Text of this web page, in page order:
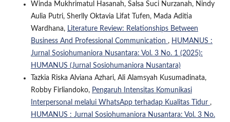
Winda Mukhrimatul Hasanah, Salsa Suci Nurzanah, Nindy
Aulia Putri, Sherlly Oktavia Lifat Tufen, Mada Aditia
Wardhana, Literature Review: Relationships Between
Business And Professional Communication , HUMANUS :
Jurnal Sosiohumaniora Nusantara: Vol. 3 No. 1 (2025):
HUMANUS (Jurnal Sosiohumaniora Nusantara)
Tazkia Riska Alviana Azhari, Ali Alamsyah Kusumadinata,
Robby Firliandoko, Pengaruh Intensitas Komunikasi
Interpersonal melalui WhatsApp terhadap Kualitas Tidur ,
HUMANUS : Jurnal Sosiohumaniora Nusantara: Vol. 3 No.